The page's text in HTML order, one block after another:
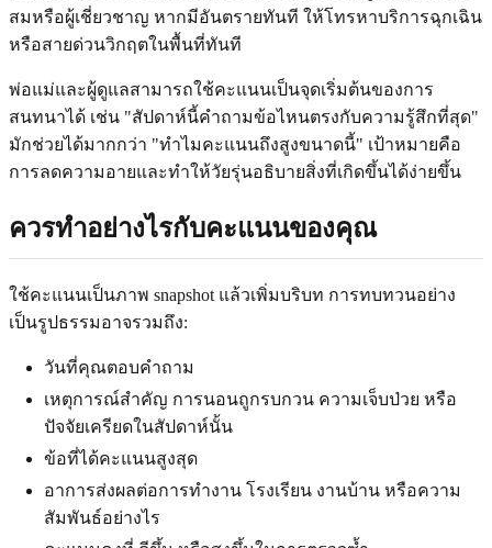
สมหรือผู้เชี่ยวชาญ หากมีอันตรายทันที ให้โทรหาบริการฉุกเฉิน
หรือสายด่วนวิกฤตในพื้นที่ทันที
พ่อแม่และผู้ดูแลสามารถใช้คะแนนเป็นจุดเริ่มต้นของการ
สนทนาได้ เช่น "สัปดาห์นี้คำถามข้อไหนตรงกับความรู้สึกที่สุด"
มักช่วยได้มากกว่า "ทำไมคะแนนถึงสูงขนาดนี้" เป้าหมายคือ
การลดความอายและทำให้วัยรุ่นอธิบายสิ่งที่เกิดขึ้นได้ง่ายขึ้น
ควรทำอย่างไรกับคะแนนของคุณ
ใช้คะแนนเป็นภาพ snapshot แล้วเพิ่มบริบท การทบทวนอย่าง
เป็นรูปธรรมอาจรวมถึง:
วันที่คุณตอบคำถาม
เหตุการณ์สำคัญ การนอนถูกรบกวน ความเจ็บป่วย หรือ
ปัจจัยเครียดในสัปดาห์นั้น
ข้อที่ได้คะแนนสูงสุด
อาการส่งผลต่อการทำงาน โรงเรียน งานบ้าน หรือความ
สัมพันธ์อย่างไร